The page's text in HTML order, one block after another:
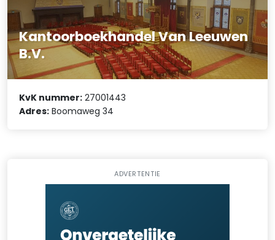
Kantoorboekhandel Van Leeuwen
B.V.
KvK nummer: 27001443
Adres: Boomaweg 34
ADVERTENTIE